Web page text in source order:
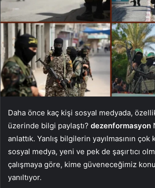
Daha önce kaç kişi sosyal medyada,
üzerinde bilgi paylaştı? dezenformasyon
anlattık. Yanlış bilgilerin yayılmasının
sosyal medya, yeni ve pek de şaşırtıcı
çalışmaya göre, kime güveneceğimiz
yanıltıyor.